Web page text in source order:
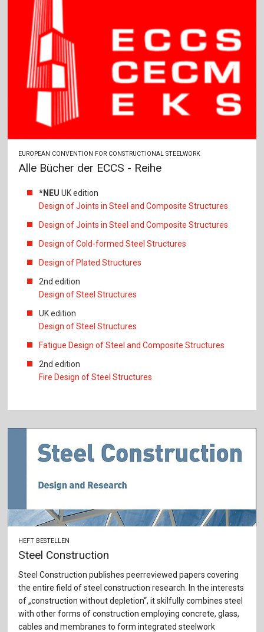
EUROPEAN CONVENTION FOR CONSTRUCTIONAL STEELWORK
Alle Bücher der ECCS - Reihe
*NEU UK edition
Design of Joints in Steel and Composite Structures
Design of Joints in Steel and Composite Structures
Design of Cold-formed Steel Structures
Design of Plated Structures
2nd edition
Design of Steel Structures
UK edition
Design of Steel Structures
Fatigue Design of Steel and Composite Structures
2nd edition
Fire Design of Steel Structures
HEFT BESTELLEN
Steel Construction
Steel Construction publishes peerreviewed papers covering
the entire field of steel construction research. In the interests
of „construction without depletion“, it skilfully combines steel
with other forms of construction employing concrete, glass,
cables and membranes to form integrated steelwork